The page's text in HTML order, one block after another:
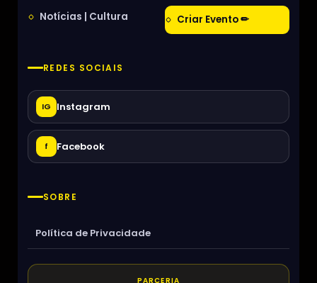
Notícias | Cultura Criar Evento ✏
REDES SOCIAIS
IG Instagram
f Facebook
SOBRE
Política de Privacidade
PARCERIA